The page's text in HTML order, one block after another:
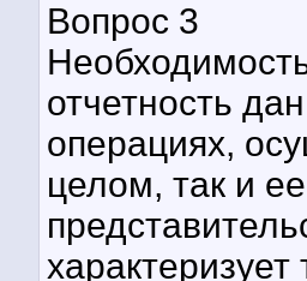
Вопрос 3
отчетность
операциях,
целом, так и